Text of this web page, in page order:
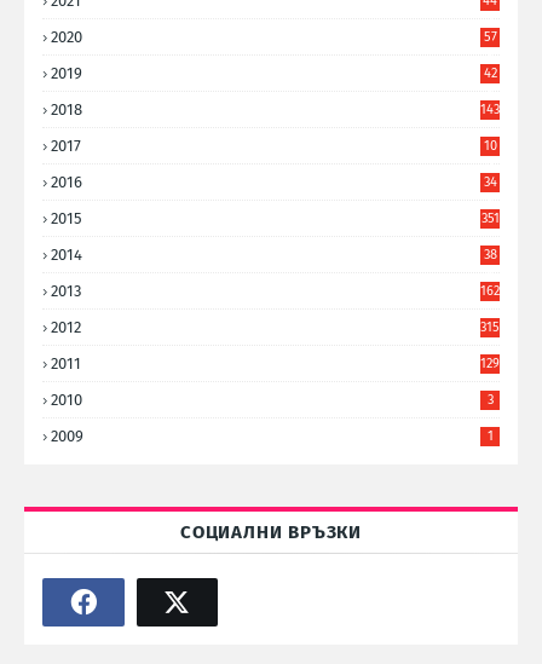
2020
57
2019
42
2018 143
2017
10
2016
34
2015 351
2014
38
2013 162
2012 315
2011 129
2010 3
2009 1
СОЦИАЛНИ ВРЪЗКИ